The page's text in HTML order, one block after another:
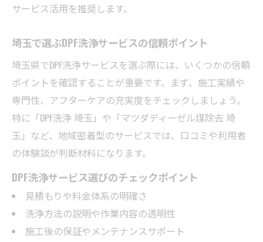
サービス活用を推奨します。
埼玉で選ぶDPF洗浄サービスの信頼ポイント
埼玉県でDPF洗浄サービスを選ぶ際には、いくつかの信頼
ポイントを確認することが重要です。まず、施工実績や
専門性、アフターケアの充実度をチェックしましょう。
特に「DPF洗浄 埼玉」や「マツダディーゼル煤除去 埼
玉」など、地域密着型のサービスでは、口コミや利用者
の体験談が判断材料になります。
DPF洗浄サービス選びのチェックポイント
見積もりや料金体系の明確さ
洗浄方法の説明や作業内容の透明性
施工後の保証やメンテナンスサポート